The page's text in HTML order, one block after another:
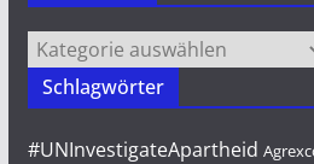
Kategorien
Schlagwörter
#UNInvestigateApartheid